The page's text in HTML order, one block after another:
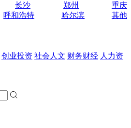
长沙 郑州
重庆
呼和浩特 哈尔滨
其他
创业投资 社会人文 财务财经 人力资